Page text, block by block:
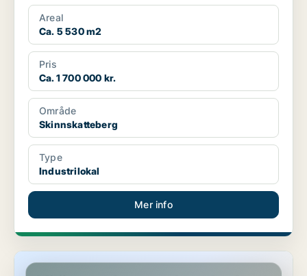
Areal
Ca. 5 530 m2
Pris
Ca. 1 700 000 kr.
Område
Skinnskatteberg
Type
Industrilokal
Mer info
Industrifastighet i Skinnskatteberg